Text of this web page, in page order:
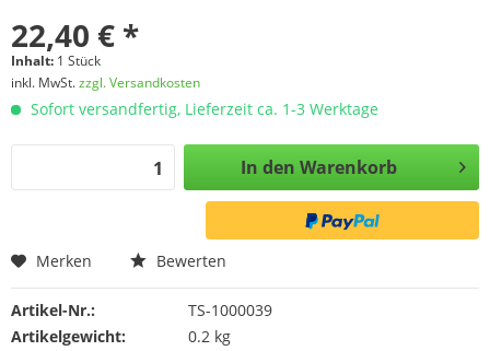
22,40 € *
Inhalt: 1 Stück
inkl. MwSt.zzgl. Versandkosten
Sofort versandfertig, Lieferzeit ca. 1-3 Werktage
In den Warenkorb
Merken Bewerten
Artikel-Nr.:
TS-1000039
Artikelgewicht:
0.2 kg